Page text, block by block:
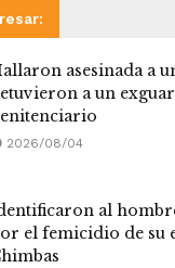
asesinada a
a un
2026/08/04
al
el femicidio de su